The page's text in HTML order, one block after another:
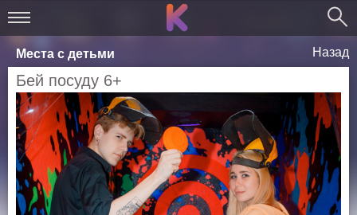
Места с детьми Назад
Бей посуду 6+